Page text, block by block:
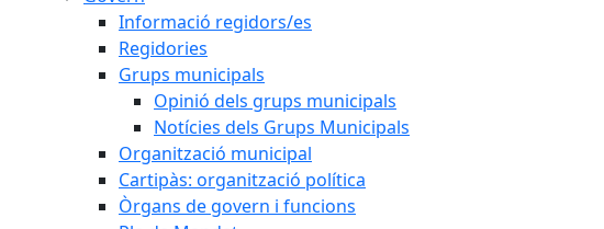
Informació regidors/es
Regidories
Grups municipals
Opinió dels grups municipals
Notícies dels Grups Municipals
Organització municipal
Cartipàs: organització política
Òrgans de govern i funcions